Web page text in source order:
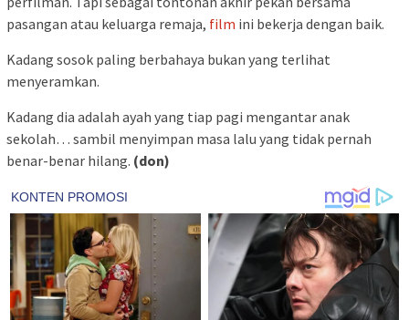
pasangan atau keluarga remaja, film ini bekerja dengan baik.
Kadang sosok paling berbahaya bukan yang terlihat
menyeramkan.
Kadang dia adalah ayah yang tiap pagi mengantar anak
sekolah… sambil menyimpan masa lalu yang tidak pernah
benar-benar hilang. (don)